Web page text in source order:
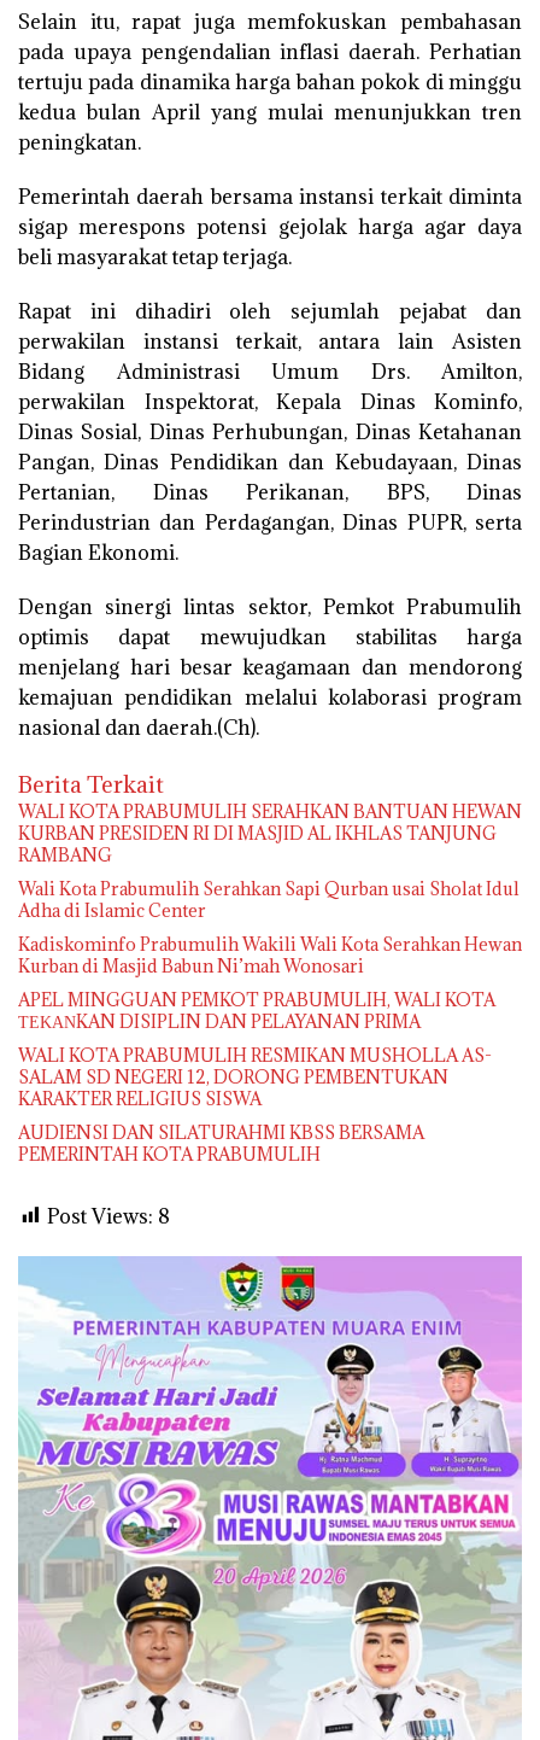
Selain itu, rapat juga memfokuskan pembahasan
pada upaya pengendalian inflasi daerah. Perhatian
tertuju pada dinamika harga bahan pokok di minggu
kedua bulan April yang mulai menunjukkan tren
peningkatan.
Pemerintah daerah bersama instansi terkait diminta
sigap merespons potensi gejolak harga agar daya
beli masyarakat tetap terjaga.
Rapat ini dihadiri oleh sejumlah pejabat dan
perwakilan instansi terkait, antara lain Asisten
Bidang Administrasi Umum Drs. Amilton,
perwakilan Inspektorat, Kepala Dinas Kominfo,
Dinas Sosial, Dinas Perhubungan, Dinas Ketahanan
Pangan, Dinas Pendidikan dan Kebudayaan, Dinas
Pertanian, Dinas Perikanan, BPS, Dinas
Perindustrian dan Perdagangan, Dinas PUPR, serta
Bagian Ekonomi.
Dengan sinergi lintas sektor, Pemkot Prabumulih
optimis dapat mewujudkan stabilitas harga
menjelang hari besar keagamaan dan mendorong
kemajuan pendidikan melalui kolaborasi program
nasional dan daerah.(Ch).
Berita Terkait
WALI KOTA PRABUMULIH SERAHKAN BANTUAN HEWAN
KURBAN PRESIDEN RI DI MASJID AL IKHLAS TANJUNG
RAMBANG
Wali Kota Prabumulih Serahkan Sapi Qurban usai Sholat Idul
Adha di Islamic Center
Kadiskominfo Prabumulih Wakili Wali Kota Serahkan Hewan
Kurban di Masjid Babun Ni’mah Wonosari
APEL MINGGUAN PEMKOT PRABUMULIH, WALI KOTA
ΤΕΚΑΝKAN DISIPLIN DAN PELAYANAN PRIMA
WALI KOTA PRABUMULIH RESMIKAN MUSHOLLA AS-
SALAM SD NEGERI 12, DORONG PEMBENTUKAN
KARAKTER RELIGIUS SISWA
AUDIENSI DAN SILATURAHMI KBSS BERSAMA
PEMERINTAH KOTA PRABUMULIH
Post Views: 8